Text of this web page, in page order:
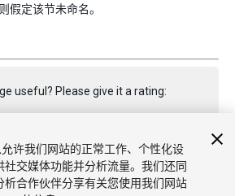
假定该节未命名。
useful? Please give it a rating:
this page
许我们网站的正常工作、个性化设
交媒体功能并分析流量。我们还同
析合作伙伴分享有关您使用我们网站